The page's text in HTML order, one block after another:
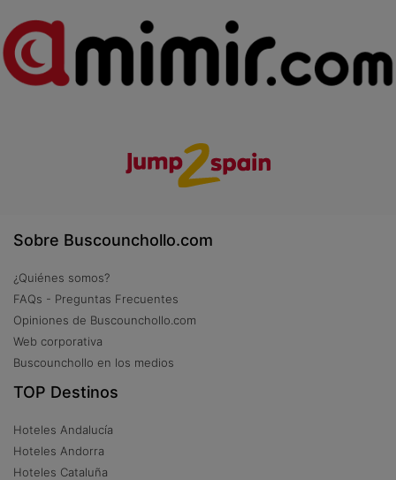
Sobre Buscounchollo.com
¿Quiénes somos?
FAQs - Preguntas Frecuentes
Opiniones de Buscounchollo.com
Web corporativa
Buscounchollo en los medios
TOP Destinos
Hoteles Andalucía
Hoteles Andorra
Hoteles Cataluña